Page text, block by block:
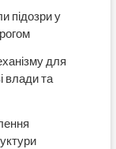
підозри у
для
влади та